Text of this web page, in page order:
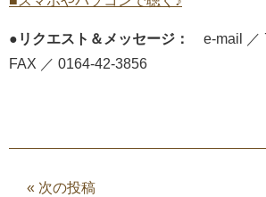
●リクエスト＆メッセージ： e-mail
FAX ／ 0164-42-3856
« 次の投稿